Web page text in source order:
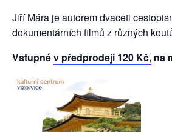
Jiří Mára je autorem dvaceti
dokumentárních filmů z různých
Vstupnév předprodeji 120 Kč, na